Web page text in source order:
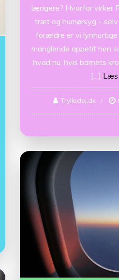
længere? Hvorfor virker
træt og humørsyg –
forældre er vi
manglende appetit hen
hvad nu, hvis barnets
[…] Læs
Trylledej.dk